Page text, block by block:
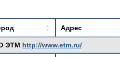
Адрес
ЭТМ http://www.etm.ru/